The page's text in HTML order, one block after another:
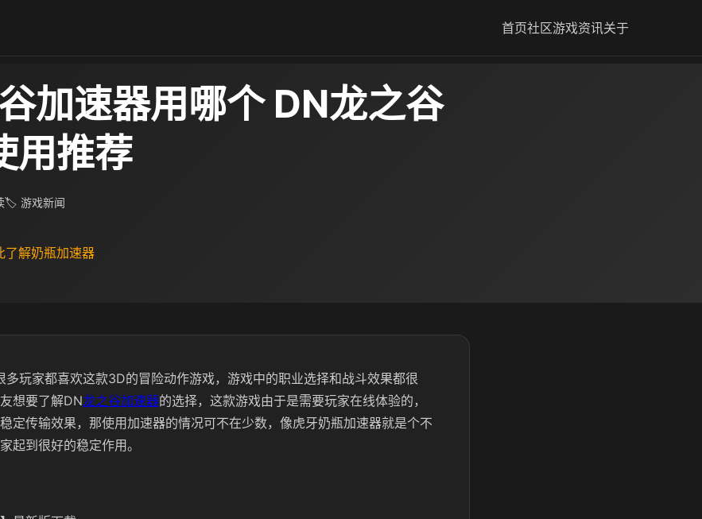
首页社区游戏资讯关于
加速器用哪个 DN龙之谷
用推荐
🏷 游戏新闻
了解奶瓶加速器
多玩家都喜欢这款3D的冒险动作游戏，游戏中的职业选择和战斗效果都很
想要了解DN龙之谷加速器的选择，这款游戏由于是需要玩家在线体验的，
定传输效果，那使用加速器的情况可不在少数，像虎牙奶瓶加速器就是个不
起到很好的稳定作用。